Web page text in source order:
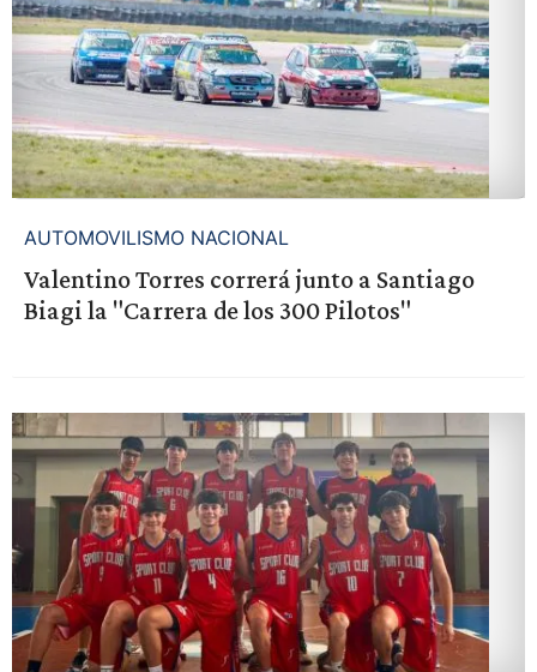
AUTOMOVILISMO NACIONAL
Valentino Torres correrá junto a Santiago
Biagi la "Carrera de los 300 Pilotos"